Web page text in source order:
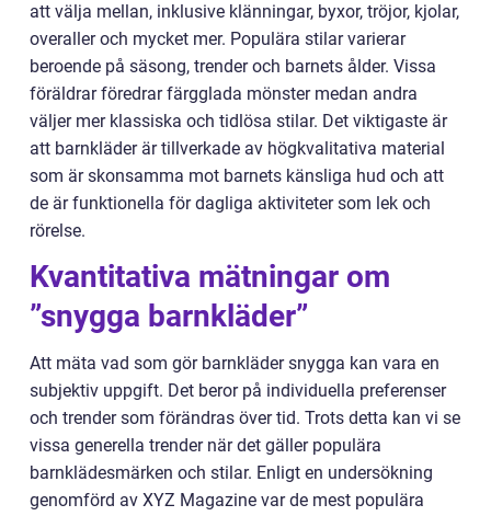
att välja mellan, inklusive klänningar, byxor, tröjor, kjolar,
overaller och mycket mer. Populära stilar varierar
beroende på säsong, trender och barnets ålder. Vissa
föräldrar föredrar färgglada mönster medan andra
väljer mer klassiska och tidlösa stilar. Det viktigaste är
att barnkläder är tillverkade av högkvalitativa material
som är skonsamma mot barnets känsliga hud och att
de är funktionella för dagliga aktiviteter som lek och
rörelse.
Kvantitativa mätningar om
”snygga barnkläder”
Att mäta vad som gör barnkläder snygga kan vara en
subjektiv uppgift. Det beror på individuella preferenser
och trender som förändras över tid. Trots detta kan vi se
vissa generella trender när det gäller populära
barnklädesmärken och stilar. Enligt en undersökning
genomförd av XYZ Magazine var de mest populära